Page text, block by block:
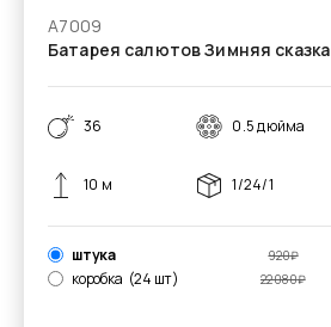
А7009
Батарея салютов Зимняя сказка
36 0.5 дюйма
10 м 1/24/1
штука 920₽
коробка (24 шт) 22 080₽